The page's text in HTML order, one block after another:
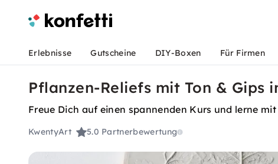
Erlebnisse Gutscheine DIY-Boxen Für Firmen
Pflanzen-Reliefs mit Ton & Gips
Freue Dich auf einen spannenden Kurs und lerne
KwentyArt 5.0 Partnerbewertung